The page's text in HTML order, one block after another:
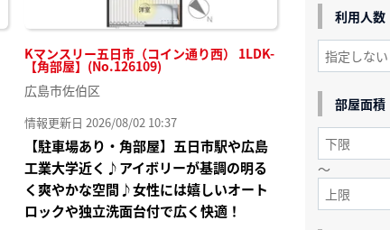
Kマンスリー五日市（コイン通り西） 1LDK-
【角部屋】(No.126109)
広島市佐伯区
情報更新日 2026/08/02 10:37
【駐車場あり・角部屋】五日市駅や広島
工業大学近く♪アイボリーが基調の明る
く爽やかな空間♪女性には嬉しいオート
ロックや独立洗面台付で広く快適！
利用人数
部屋面積
～